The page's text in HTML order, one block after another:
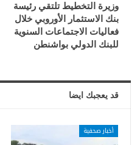
وزيرة التخطيط تلتقي رئيسة
بنك الاستثمار الأوروبي خلال
فعاليات الاجتماعات السنوية
للبنك الدولي بواشنطن
قد يعجبك ايضا
أخبار صحفية